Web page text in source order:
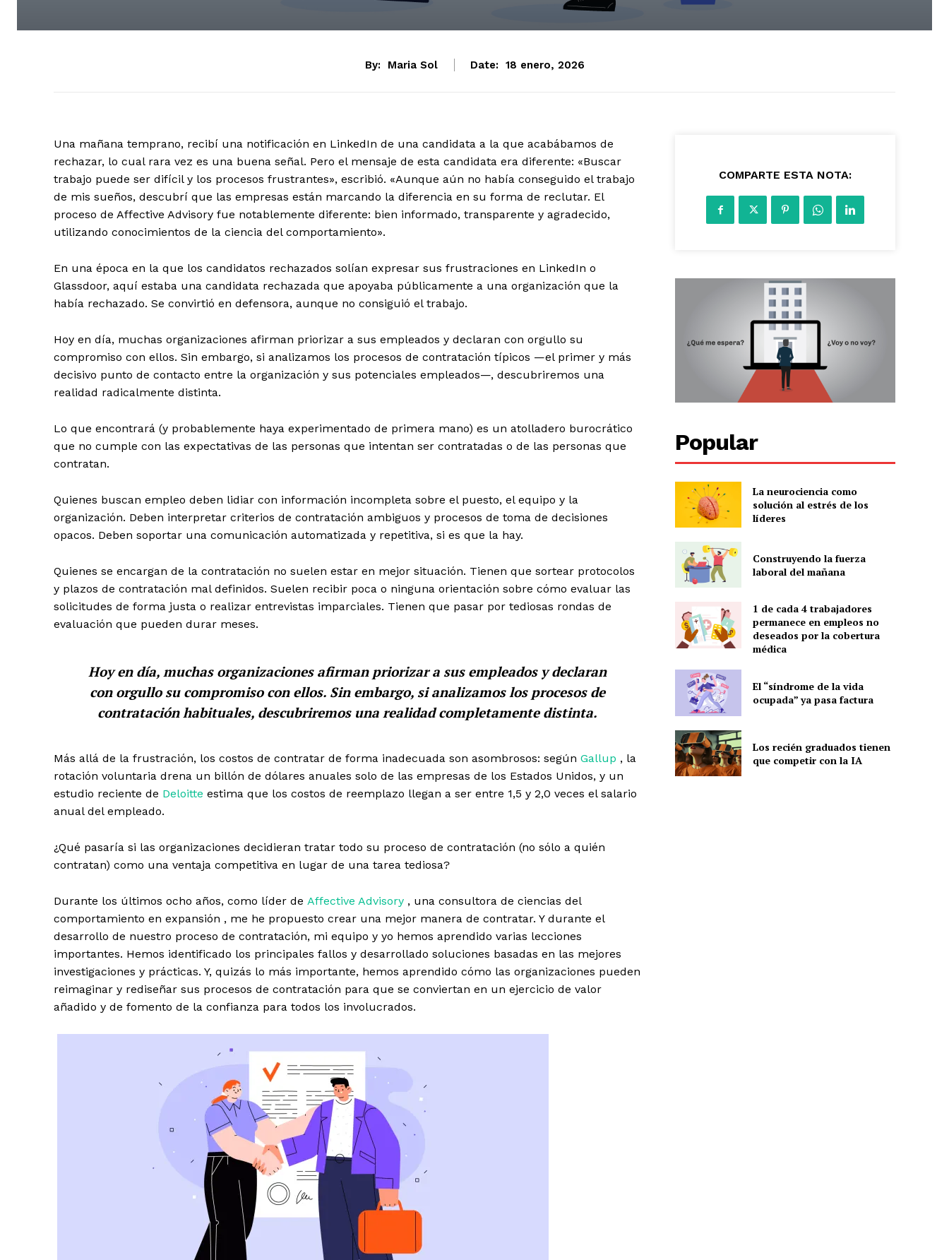
By: Maria Sol Date: 18 enero, 2026
Una mañana temprano, recibí una notificación en LinkedIn de una candidata a la que acabábamos de
rechazar, lo cual rara vez es una buena señal. Pero el mensaje de esta candidata era diferente: «Buscar
trabajo puede ser difícil y los procesos frustrantes», escribió. «Aunque aún no había conseguido el trabajo
de mis sueños, descubrí que las empresas están marcando la diferencia en su forma de reclutar. El
proceso de Affective Advisory fue notablemente diferente: bien informado, transparente y agradecido,
utilizando conocimientos de la ciencia del comportamiento».
En una época en la que los candidatos rechazados solían expresar sus frustraciones en LinkedIn o
Glassdoor, aquí estaba una candidata rechazada que apoyaba públicamente a una organización que la
había rechazado. Se convirtió en defensora, aunque no consiguió el trabajo.
Hoy en día, muchas organizaciones afirman priorizar a sus empleados y declaran con orgullo su
compromiso con ellos. Sin embargo, si analizamos los procesos de contratación típicos —el primer y más
decisivo punto de contacto entre la organización y sus potenciales empleados—, descubriremos una
realidad radicalmente distinta.
Lo que encontrará (y probablemente haya experimentado de primera mano) es un atolladero burocrático
que no cumple con las expectativas de las personas que intentan ser contratadas o de las personas que
contratan.
Quienes buscan empleo deben lidiar con información incompleta sobre el puesto, el equipo y la
organización. Deben interpretar criterios de contratación ambiguos y procesos de toma de decisiones
opacos. Deben soportar una comunicación automatizada y repetitiva, si es que la hay.
Quienes se encargan de la contratación no suelen estar en mejor situación. Tienen que sortear protocolos
y plazos de contratación mal definidos. Suelen recibir poca o ninguna orientación sobre cómo evaluar las
solicitudes de forma justa o realizar entrevistas imparciales. Tienen que pasar por tediosas rondas de
evaluación que pueden durar meses.
Hoy en día, muchas organizaciones afirman priorizar a sus empleados y declaran
con orgullo su compromiso con ellos. Sin embargo, si analizamos los procesos de
contratación habituales, descubriremos una realidad completamente distinta.
Más allá de la frustración, los costos de contratar de forma inadecuada son asombrosos: según Gallup , la
rotación voluntaria drena un billón de dólares anuales solo de las empresas de los Estados Unidos, y un
estudio reciente de Deloitte estima que los costos de reemplazo llegan a ser entre 1,5 y 2,0 veces el salario
anual del empleado.
¿Qué pasaría si las organizaciones decidieran tratar todo su proceso de contratación (no sólo a quién
contratan) como una ventaja competitiva en lugar de una tarea tediosa?
Durante los últimos ocho años, como líder de Affective Advisory , una consultora de ciencias del
comportamiento en expansión , me he propuesto crear una mejor manera de contratar. Y durante el
desarrollo de nuestro proceso de contratación, mi equipo y yo hemos aprendido varias lecciones
importantes. Hemos identificado los principales fallos y desarrollado soluciones basadas en las mejores
investigaciones y prácticas. Y, quizás lo más importante, hemos aprendido cómo las organizaciones pueden
reimaginar y rediseñar sus procesos de contratación para que se conviertan en un ejercicio de valor
añadido y de fomento de la confianza para todos los involucrados.
COMPARTE ESTA NOTA:
Popular
La neurociencia como
solución al estrés de los
líderes
Construyendo la fuerza
laboral del mañana
1 de cada 4 trabajadores
permanece en empleos no
deseados por la cobertura
médica
El “síndrome de la vida
ocupada” ya pasa factura
Los recién graduados tienen
que competir con la IA